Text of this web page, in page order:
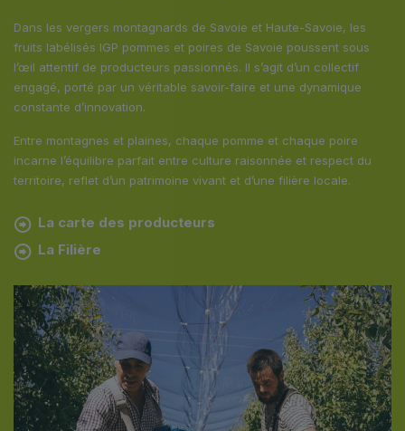
Dans les vergers montagnards de Savoie et Haute-Savoie, les
fruits labélisés IGP pommes et poires de Savoie poussent sous
l’œil attentif de producteurs passionnés. Il s’agit d’un collectif
engagé, porté par un véritable savoir-faire et une dynamique
constante d’innovation.
Entre montagnes et plaines, chaque pomme et chaque poire
incarne l’équilibre parfait entre culture raisonnée et respect du
territoire, reflet d’un patrimoine vivant et d’une filière locale.
La carte des producteurs
La Filière